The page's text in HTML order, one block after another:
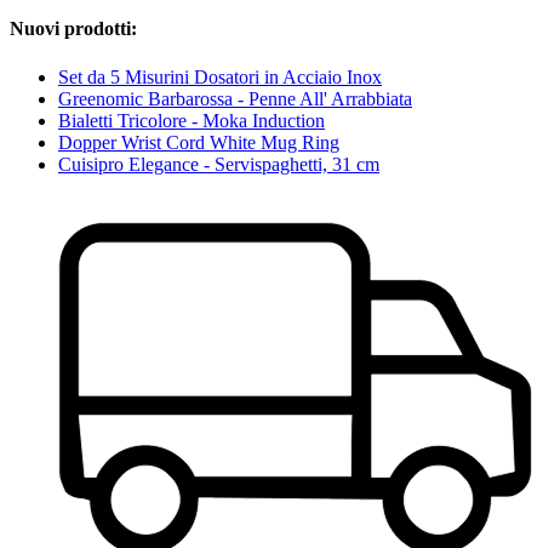
Nuovi prodotti:
Set da 5 Misurini Dosatori in Acciaio Inox
Greenomic Barbarossa - Penne All' Arrabbiata
Bialetti Tricolore - Moka Induction
Dopper Wrist Cord White Mug Ring
Cuisipro Elegance - Servispaghetti, 31 cm